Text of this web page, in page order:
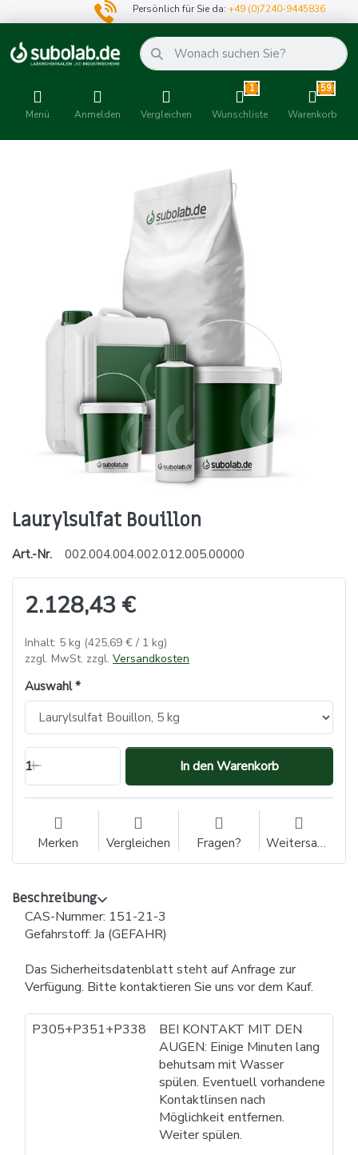
Persönlich für Sie da:+49 (0)7240-9445836
Menü Anmelden Vergleichen
1
Wunschliste
59
Warenkorb
Laurylsulfat Bouillon
Art.-Nr. 002.004.004.002.012.005.00000
2.128,43 €
Inhalt: 5 kg (425,69 € / 1 kg)
zzgl. MwSt. zzgl. Versandkosten
Auswahl
1 In den Warenkorb
Merken Vergleichen Fragen? Weitersagen
Beschreibung
CAS-Nummer: 151-21-3
Gefahrstoff: Ja (GEFAHR)
Das Sicherheitsdatenblatt steht auf Anfrage zur
Verfügung. Bitte kontaktieren Sie uns vor dem Kauf.
P305+P351+P338
BEI KONTAKT MIT DEN
AUGEN: Einige Minuten lang
behutsam mit Wasser
spülen. Eventuell vorhandene
Kontaktlinsen nach
Möglichkeit entfernen.
Weiter spülen.